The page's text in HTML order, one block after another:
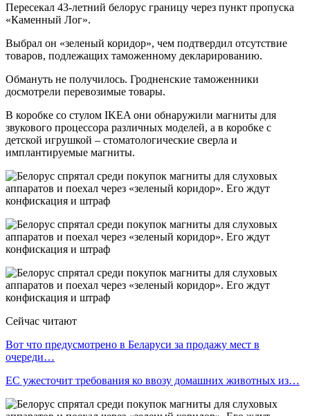
Пересекал 43-летний белорус границу через пункт пропуска
«Каменный Лог».
Выбрал он «зеленый коридор», чем подтвердил отсутствие
товаров, подлежащих таможенному декларированию.
Обмануть не получилось. Гродненские таможенники
досмотрели перевозимые товары.
В коробке со стулом IKEA они обнаружили магниты для
звукового процессора различных моделей, а в коробке с
детской игрушкой – стоматологические сверла и
имплантируемые магниты.
Сейчас читают
Вот что предусмотрено в Беларуси за продажу мест в
очереди…
ЕС ужесточит требования ко ввозу домашних животных из…